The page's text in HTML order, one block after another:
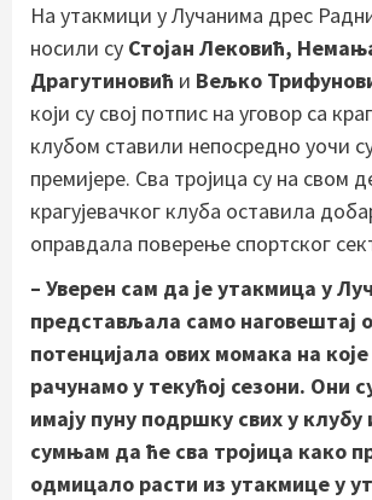
На утакмици у Лучанима дрес
носили су Стојан Лековић,
Драгутиновић и Вељко
који су свој потпис на уговор са
клубом ставили непосредно уочи
премијере. Сва тројица су на свом
крагујевачког клуба оставила
оправдала поверење спортског
– Уверен сам да је утакмица у
представљала само наговештај
потенцијала ових момака на
рачунамо у текућој сезони. Они
имају пуну подршку свих у клубу
сумњам да ће сва тројица како
одмицало расти из утакмице у